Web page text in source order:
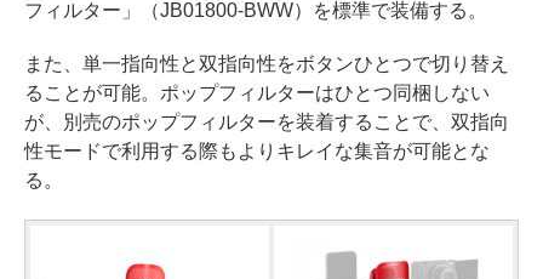
フィルター」（JB01800-BWW）を標準で装備する。
また、単一指向性と双指向性をボタンひとつで切り替え
ることが可能。ポップフィルターはひとつ同梱しない
が、別売のポップフィルターを装着することで、双指向
性モードで利用する際もよりキレイな集音が可能とな
る。